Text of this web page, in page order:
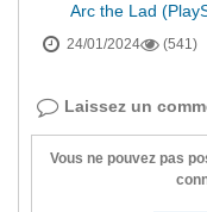
Arc the Lad
24/01/2024 (541)
Laissez un
Vous ne pouvez pas